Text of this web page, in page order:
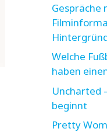
Gespräche
Welche
haben
Uncharted
beginnt
Pretty